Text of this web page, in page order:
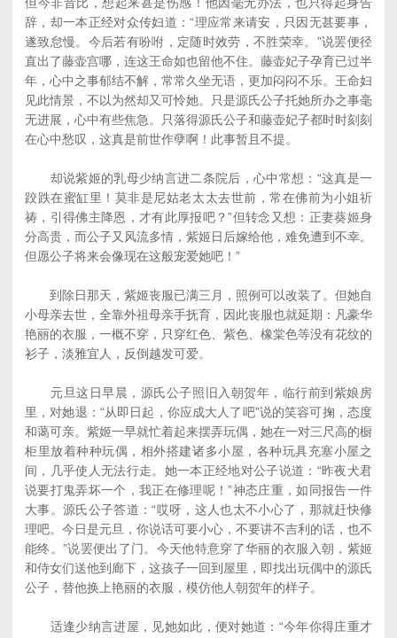
辞，却一本正经对众传妇道：“理应常来请安，只因无甚要事，
遂致怠慢。今后若有吩咐，定随时效劳，不胜荣幸。”说罢便径
直出了藤壶宫哪，连这王命如也留他不住。藤壶妃子孕育已过半
年，心中之事郁结不解，常常久坐无语，更加闷闷不乐。王命妇
见此情景，不以为然却又可怜她。只是源氏公子托她所办之事毫
无进展，心中有些焦急。只落得源氏公子和藤壶妃子都时时刻刻
在心中愁叹，这真是前世作孽啊！此事暂且不提。
却说紫姬的乳母少纳言进二条院后，心中常想：“这真是一
跤跌在蜜缸里！莫非是尼姑老太太去世前，常在佛前为小姐祈
祷，引得佛主降恩，才有此厚报吧？”但转念又想：正妻葵姬身
分高贵，而公子又风流多情，紫姬日后嫁给他，难免遭到不幸。
但愿公子将来会像现在这般宠爱她吧！”
到除日那天，紫姬丧服已满三月，照例可以改装了。但她自
小母亲去世，全靠外祖母亲手抚育，因此丧服也就延期：凡豪华
艳丽的衣服，一概不穿，只穿红色、紫色、橡棠色等没有花纹的
衫子，淡雅宜人，反倒越发可爱。
元旦这日早晨，源氏公子照旧入朝贺年，临行前到紫娘房
里，对她退：“从即日起，你应成大人了吧”说的笑容可掬，态度
和蔼可亲。紫姬一早就忙着起来摆弄玩偶，她在一对三尺高的橱
柜里放着种种玩偶，相外搭建诸多小屋，各种玩具充塞小屋之
间，几乎使人无法行走。她一本正经地对公子说道：“昨夜犬君
说要打鬼弄坏一个，我正在修理呢！”神态庄重，如同报告一件
大事。源氏公子答道：“哎呀，这人也太不小心了，那就赶快修
理吧。今日是元旦，你说话可要小心，不要讲不吉利的话，也不
能终。”说罢便出了门。今天他特意穿了华丽的衣服入朝，紫姬
和侍女们送他到廊下，这孩子一回到屋里，即找出玩偶中的源氏
公子，替他换上艳丽的衣服，模仿他人朝贺年的样子。
适逢少纳言进屋，见她如此，便对她道：“今年你得庄重才